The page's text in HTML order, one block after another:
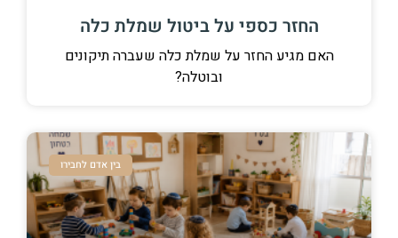
החזר כספי על ביטול שמלת כלה
האם מגיע החזר על שמלת כלה שעברה תיקונים
ובוטלה?
בין אדם לחבירו